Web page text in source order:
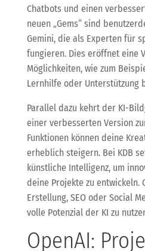
Chatbots und einen
neuen „Gems“ sind
Gemini, die als Experten für
fungieren. Dies eröffnet eine
Möglichkeiten, wie zum
Lernhilfe oder Unterstützung
Parallel dazu kehrt der KI-
einer verbesserten Version
Funktionen können deine
erheblich steigern. Bei KDB
künstliche Intelligenz, um
deine Projekte zu entwickeln.
Erstellung, SEO oder Social
volle Potenzial der KI zu
OpenAI: